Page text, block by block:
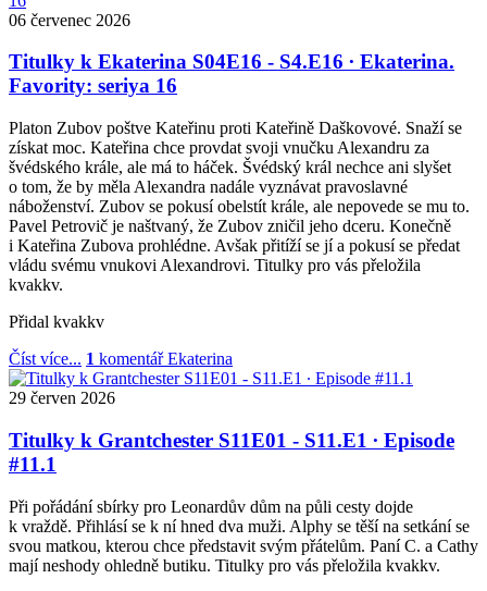
06 červenec 2026
Titulky k Ekaterina S04E16 - S4.E16 ∙ Ekaterina.
Favority: seriya 16
Platon Zubov poštve Kateřinu proti Kateřině Daškovové. Snaží se
získat moc. Kateřina chce provdat svoji vnučku Alexandru za
švédského krále, ale má to háček. Švédský král nechce ani slyšet
o tom, že by měla Alexandra nadále vyznávat pravoslavné
náboženství. Zubov se pokusí obelstít krále, ale nepovede se mu to.
Pavel Petrovič je naštvaný, že Zubov zničil jeho dceru. Konečně
i Kateřina Zubova prohlédne. Avšak přitíží se jí a pokusí se předat
vládu svému vnukovi Alexandrovi. Titulky pro vás přeložila
kvakkv.
Přidal kvakkv
Číst více... 1 komentář Ekaterina
29 červen 2026
Titulky k Grantchester S11E01 - S11.E1 ∙ Episode
#11.1
Při pořádání sbírky pro Leonardův dům na půli cesty dojde
k vraždě. Přihlásí se k ní hned dva muži. Alphy se těší na setkání se
svou matkou, kterou chce představit svým přátelům. Paní C. a Cathy
mají neshody ohledně butiku. Titulky pro vás přeložila kvakkv.